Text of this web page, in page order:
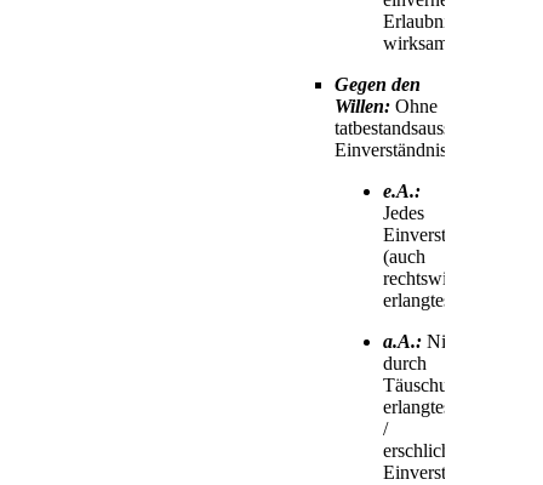
Erlaubnis
wirksam
Gegen den
Willen: Ohne
tatbestandsausschließendes
Einverständnis
e.A.:
Jedes
Einverständnis
(auch
rechtswidrig
erlangtes)
a.A.: Nicht
durch
Täuschung
erlangtes
/
erschlichenes
Einverständnis